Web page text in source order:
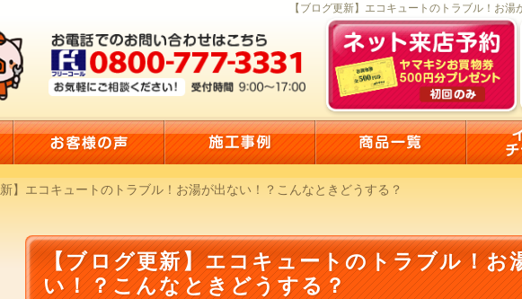
【ブログ更新】エコキュートのトラブル！お
新】エコキュートのトラブル！お湯が出ない！？こんなときどうする？
【ブログ更新】エコキュートのトラブル！お
い！？こんなときどうする？